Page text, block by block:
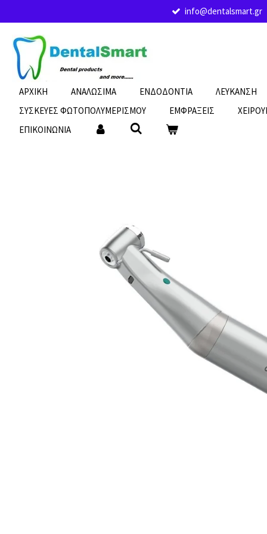
to
main
content
info@dentalsmart.gr
ΑΡΧΙΚΗ ΑΝΑΛΩΣΙΜΑ ΕΝΔΟΔΟΝΤΙΑ ΛΕΥΚΑΝΣΗ
ΣΥΣΚΕΥΕΣ ΦΩΤΟΠΟΛΥΜΕΡΙΣΜΟΥ
ΕΜΦΡΑΞΕΙΣ
ΕΠΙΚΟΙΝΩΝΙΑ